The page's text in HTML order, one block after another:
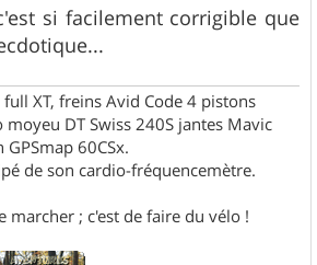
si facilement corrigible que
XT, freins Avid Code 4 pistons
DT Swiss 240S jantes Mavic
60CSx.
de son cardio-fréquencemètre.
marcher ; c'est de faire du vélo !